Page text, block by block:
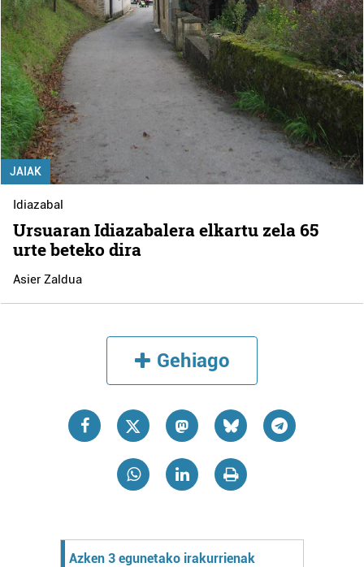
JAIAK
Idiazabal
Ursuaran Idiazabalera elkartu zela 65
urte beteko dira
Asier Zaldua
Gehiago
Azken 3 egunetako irakurrienak